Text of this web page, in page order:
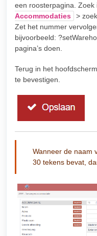
een roosterpagina. Zoek
Accommodaties
>
Zet het nummer
bijvoorbeeld:
pagina’s doen.
Terug in het
te bevestigen.
Wanneer de naam
30 tekens bevat,